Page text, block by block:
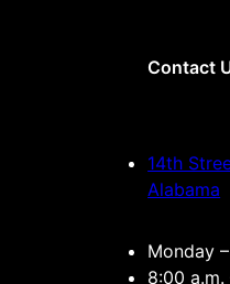
Contact
14th
Alabama
Monday
8:00 a.m.